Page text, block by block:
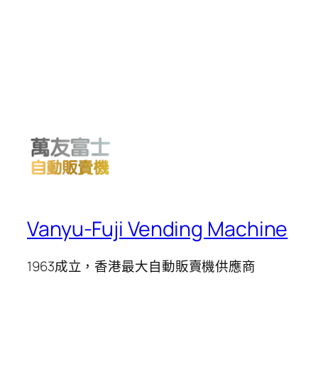
Vanyu-Fuji Vending Machine
1963成立，香港最大自動販賣機供應商